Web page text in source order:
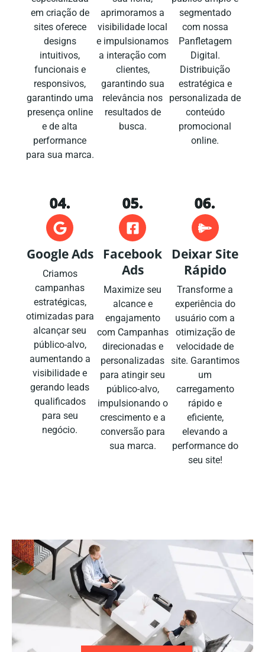
em criação de
sites oferece
designs
intuitivos,
funcionais e
responsivos,
garantindo uma
presença online
e de alta
performance
para sua marca.
aprimoramos a
visibilidade local
e impulsionamos
a interação com
clientes,
garantindo sua
relevância nos
resultados de
busca.
segmentado
com nossa
Panfletagem
Digital.
Distribuição
estratégica e
personalizada de
conteúdo
promocional
online.
04.
Google Ads
Criamos
campanhas
estratégicas,
otimizadas para
alcançar seu
público-alvo,
aumentando a
visibilidade e
gerando leads
qualificados
para seu
negócio.
05.
Facebook
Ads
Maximize seu
alcance e
engajamento
com Campanhas
direcionadas e
personalizadas
para atingir seu
público-alvo,
impulsionando o
crescimento e a
conversão para
sua marca.
06.
Deixar Site
Rápido
Transforme a
experiência do
usuário com a
otimização de
velocidade de
site. Garantimos
um
carregamento
rápido e
eficiente,
elevando a
performance do
seu site!